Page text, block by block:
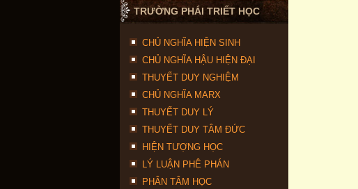
TRƯỜNG PHÁI TRIẾT HỌC
CHỦ NGHĨA HIỆN SINH
CHỦ NGHĨA HẬU HIỆN ĐẠI
THUYẾT DUY NGHIỆM
CHỦ NGHĨA MARX
THUYẾT DUY LÝ
THUYẾT DUY TÂM ĐỨC
HIỆN TƯỢNG HỌC
LÝ LUẬN PHÊ PHÁN
PHÂN TÂM HỌC